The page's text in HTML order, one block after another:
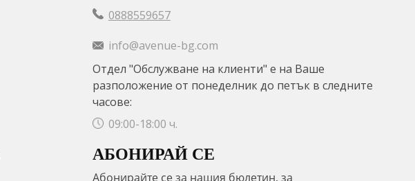
0888559657
info@avenue-bg.com
Отдел "Обслужване на клиенти" е на Ваше
разположение от понеделник до петък в следните
часове:
09:00-18:00 ч.
АБОНИРАЙ СЕ